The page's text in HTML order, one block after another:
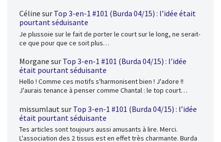
Céline sur Top 3-en-1 #101 (Burda 04/15) : l’idée était
pourtant séduisante
Je plussoie sur le fait de porter le court sur le long, ne serait-
ce que pour que ce soit plus…
Morgane sur Top 3-en-1 #101 (Burda 04/15) : l’idée
était pourtant séduisante
Hello ! Comme ces motifs s'harmonisent bien ! J'adore !!
J'aurais tenance à penser comme Chantal : le top court…
missumlaut sur Top 3-en-1 #101 (Burda 04/15) : l’idée
était pourtant séduisante
Tes articles sont toujours aussi amusants à lire. Merci.
L'association des 2 tissus est en effet très charmante. Burda